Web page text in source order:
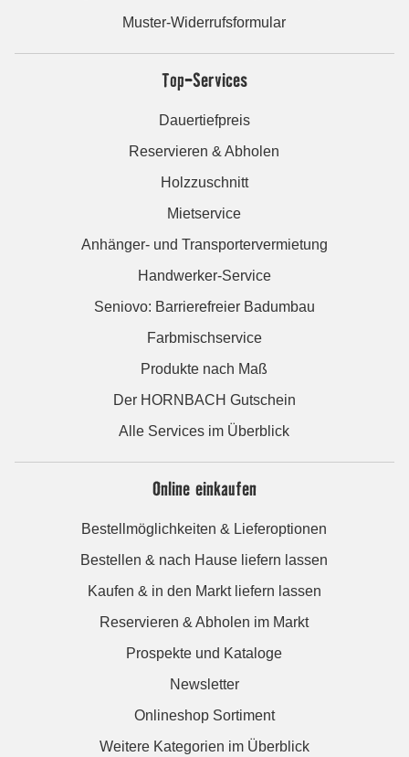
Muster-Widerrufsformular
Top-Services
Dauertiefpreis
Reservieren & Abholen
Holzzuschnitt
Mietservice
Anhänger- und Transportervermietung
Handwerker-Service
Seniovo: Barrierefreier Badumbau
Farbmischservice
Produkte nach Maß
Der HORNBACH Gutschein
Alle Services im Überblick
Online einkaufen
Bestellmöglichkeiten & Lieferoptionen
Bestellen & nach Hause liefern lassen
Kaufen & in den Markt liefern lassen
Reservieren & Abholen im Markt
Prospekte und Kataloge
Newsletter
Onlineshop Sortiment
Weitere Kategorien im Überblick